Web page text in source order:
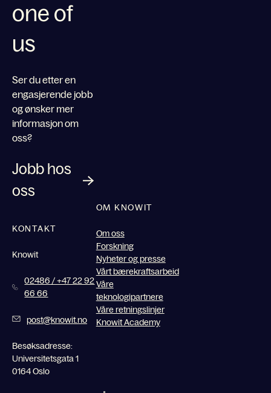
one of
us
Ser du etter en
engasjerende jobb
og ønsker mer
informasjon om
oss?
Jobb hos
oss
KONTAKT
Knowit
02486 / +47 22 92
66 66
post@knowit.no
Besøksadresse:
Universitetsgata 1
0164 Oslo
OM KNOWIT
Om oss
Forskning
Nyheter og presse
Vårt bærekraftsarbeid
Våre
teknologipartnere
Våre retningslinjer
Knowit Academy